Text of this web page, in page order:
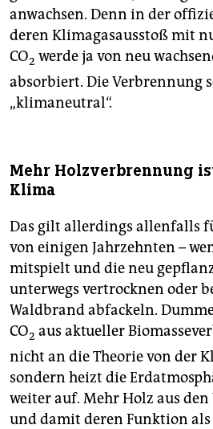
anwachsen. Denn in der
deren Klimagasausstoß mit
CO2 werde ja von neu
absorbiert. Die Verbrennung
„klimaneutral“.
Mehr Holzverbrennung
Klima
Das gilt allerdings allenfalls
von einigen Jahrzehnten –
mitspielt und die neu
unterwegs vertrocknen oder
Waldbrand abfackeln.
CO2 aus aktueller
nicht an die Theorie von der
sondern heizt die
weiter auf. Mehr Holz aus
und damit deren Funktion